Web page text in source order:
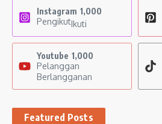
Instagram 1,000
PengikutIkuti
Youtube 1,000
Pelanggan
Berlangganan
Featured Posts